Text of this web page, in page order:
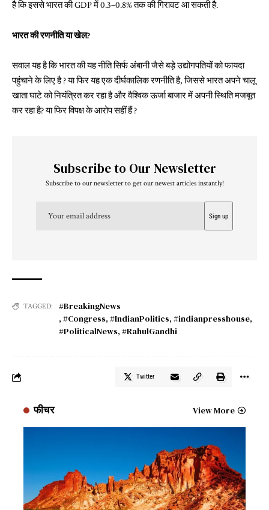
है कि इससे भारत की GDP में 0.3–0.8% तक की गिरावट आ सकती है.
भारत की रणनीति या खेल?
सवाल यह है कि भारत की यह नीति सिर्फ अंबानी जैसे बड़े उद्योगपतियों को फायदा
पहुंचाने के लिए है ? या फिर यह एक दीर्घकालिक रणनीति है, जिससे भारत अपने चालू
खाता घाटे को नियंत्रित कर रहा है और वैश्विक ऊर्जा बाजार में अपनी स्थिति मजबूत
कर रहा है? या फिर विपक्ष के आरोप सहीं हैं ?
Subscribe to Our Newsletter
Subscribe to our newsletter to get our newest articles instantly!
TAGGED:
#BreakingNews
, #Congress, #IndianPolitics, #indianpresshouse,
#PoliticalNews, #RahulGandhi
Twitter
फीचर View More